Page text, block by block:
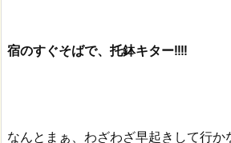
宿のすぐそばで、托鉢キター!!!!
なんとまぁ、わざわざ早起きして行か